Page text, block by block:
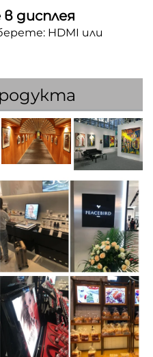
дисплея
HDMI или